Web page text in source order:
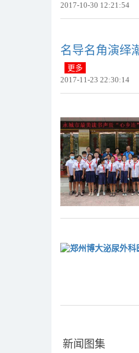
2017-10-30 12:21:54
名导名角演绎
更多
2017-11-23 22:30:14
新闻图集